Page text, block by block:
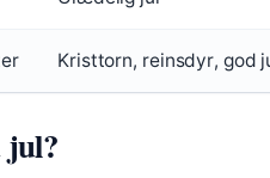
Kristtorn, reinsdyr, god
jul?